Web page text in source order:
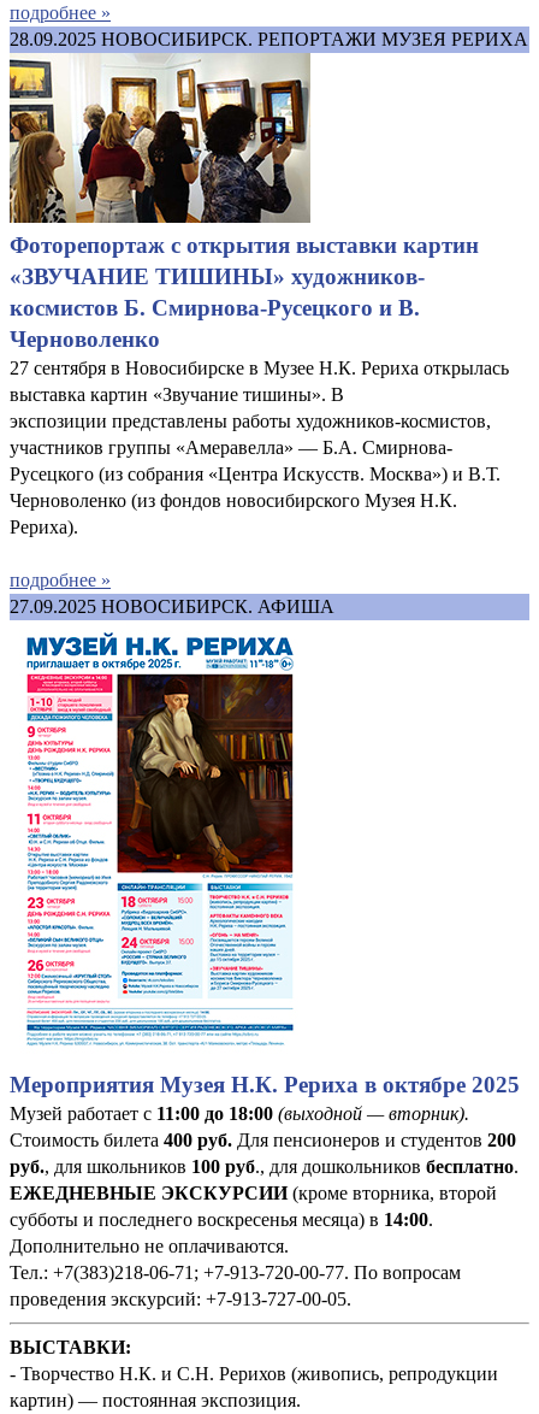
подробнее »
28.09.2025 НОВОСИБИРСК. РЕПОРТАЖИ МУЗЕЯ РЕРИХА
Фоторепортаж с открытия выставки картин
«ЗВУЧАНИЕ ТИШИНЫ» художников-
космистов Б. Смирнова-Русецкого и В.
Черноволенко
27 сентября в Новосибирске в Музее Н.К. Рериха открылась
выставка картин «Звучание тишины». В
экспозиции представлены работы художников-космистов,
участников группы «Амеравелла» — Б.А. Смирнова-
Русецкого (из собрания «Центра Искусств. Москва») и В.Т.
Черноволенко (из фондов новосибирского Музея Н.К.
Рериха).
подробнее »
27.09.2025 НОВОСИБИРСК. АФИША
Мероприятия Музея Н.К. Рериха в октябре 2025
Музей работает с 11:00 до 18:00 (выходной — вторник).
Стоимость билета 400 руб. Для пенсионеров и студентов 200
руб., для школьников 100 руб., для дошкольников бесплатно.
ЕЖЕДНЕВНЫЕ ЭКСКУРСИИ(кроме вторника, второй
субботы и последнего воскресенья месяца) в 14:00.
Дополнительно не оплачиваются.
Тел.: +7(383)218-06-71; +7-913-720-00-77. По вопросам
проведения экскурсий: +7-913-727-00-05.
ВЫСТАВКИ:
- Творчество Н.К. и С.Н. Рерихов (живопись, репродукции
картин) — постоянная экспозиция.